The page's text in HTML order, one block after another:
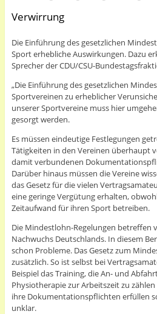
Verwirrung
Die Einführung des gesetzlichen
Sport erhebliche Auswirkungen. Dazu
Sprecher der CDU/CSU-
„Die Einführung des gesetzlichen
Sportvereinen zu erheblicher
unserer Sportvereine muss hier
gesorgt werden.
Es müssen eindeutige Festlegungen
Tätigkeiten in den Vereinen überhaupt
damit verbundenen
Darüber hinaus müssen die Vereine
das Gesetz für die vielen
eine geringe Vergütung erhalten,
Zeitaufwand für ihren Sport betreiben.
Die Mindestlohn-Regelungen betreffen
Nachwuchs Deutschlands. In diesem
schon Probleme. Das Gesetz zum
zusätzlich. So ist selbst bei
Beispiel das Training, die An- und
Physiotherapie zur Arbeitszeit zu
ihre Dokumentationspflichten erfüllen
unklar.